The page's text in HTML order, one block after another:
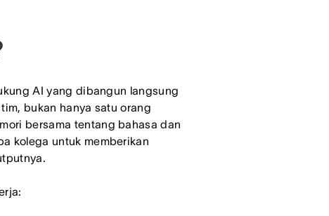
AI yang dibangun langsung
bukan hanya satu orang
bersama tentang bahasa dan
kolega untuk memberikan